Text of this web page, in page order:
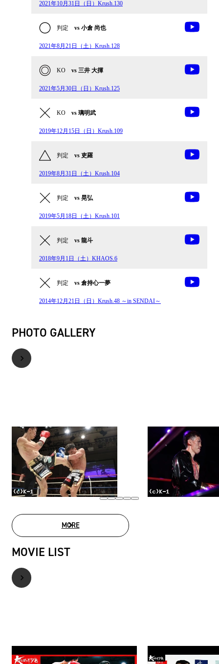
2021年10月31日（日）Krush.130
判定 vs 小倉 尚也
2021年8月21日（土）Krush.128
KO vs 三井 大揮
2021年5月30日（日）Krush.125
KO vs 璃明武
2019年12月15日（日）Krush.109
判定 vs 吏羅
2019年8月31日（土）Krush.104
判定 vs 晃弘
2019年5月18日（土）Krush.101
判定 vs 龍斗
2018年9月1日（土）KHAOS.6
判定 vs 倉持心一夢
2014年12月21日（日）Krush.48 ～in SENDAI～
PHOTO GALLERY
MOREPHOTO GALLERY
MOVIE LIST